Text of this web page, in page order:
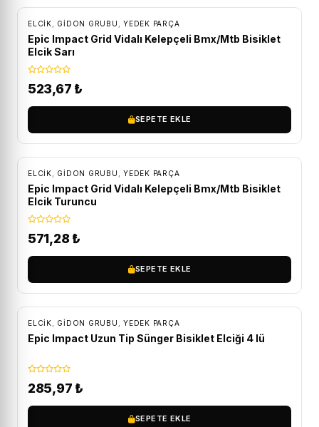
ELCIK GIDON GRUBU YEDEK PARÇA
Epic Impact Grid Vidalı Kelepçeli Bmx/Mtb Bisiklet
Elcik Sarı
523,67 ₺
SEPETE EKLE
ELCIK GIDON GRUBU YEDEK PARÇA
Epic Impact Grid Vidalı Kelepçeli Bmx/Mtb Bisiklet
Elcik Turuncu
571,28 ₺
SEPETE EKLE
ELCIK GIDON GRUBU YEDEK PARÇA
Epic Impact Uzun Tip Sünger Bisiklet Elciği 4 lü
285,97 ₺
SEPETE EKLE